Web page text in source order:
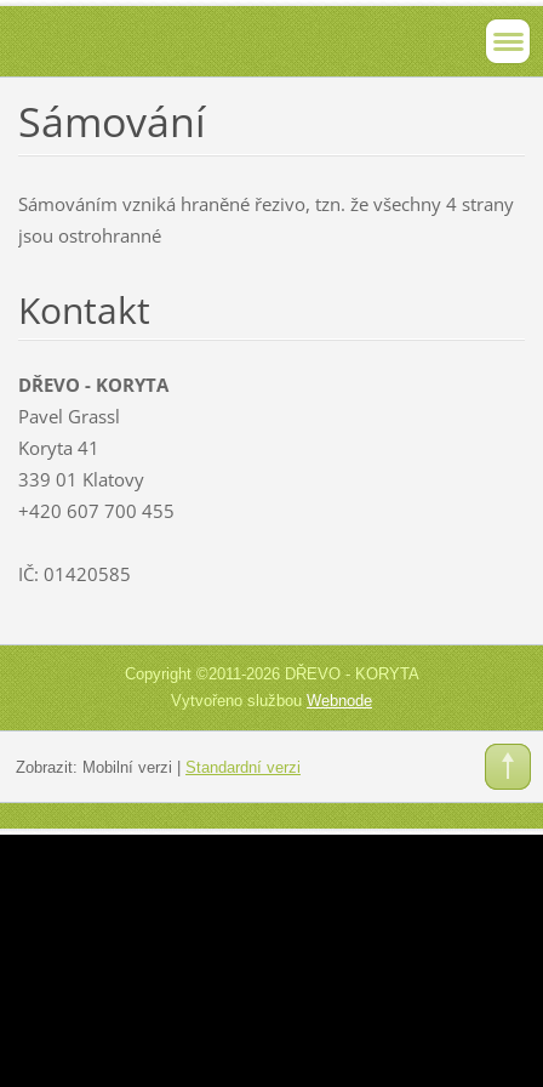
Sámování
Sámováním vzniká hraněné řezivo, tzn. že všechny 4 strany
jsou ostrohranné
Kontakt
DŘEVO - KORYTA
Pavel Grassl
Koryta 41
339 01 Klatovy
+420 607 700 455
IČ: 01420585
Copyright ©2011-2026 DŘEVO - KORYTA
Vytvořeno službouWebnode
Zobrazit: Mobilní verzi Standardní verzi